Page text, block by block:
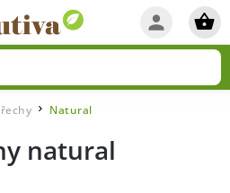
/ Natural
natural